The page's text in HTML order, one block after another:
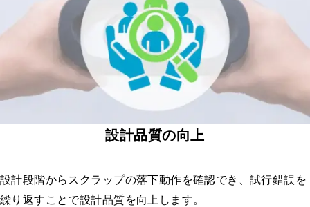
設計品質の向上
設計段階からスクラップの落下動作を確認でき、試行錯誤を
繰り返すことで設計品質を向上します。